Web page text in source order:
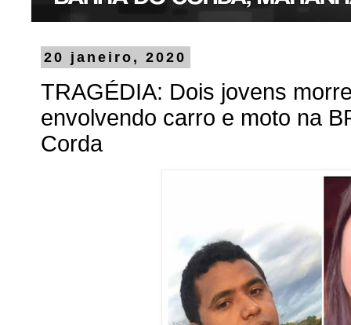
20 janeiro, 2020
TRAGÉDIA: Dois jovens
envolvendo carro e moto na
Corda